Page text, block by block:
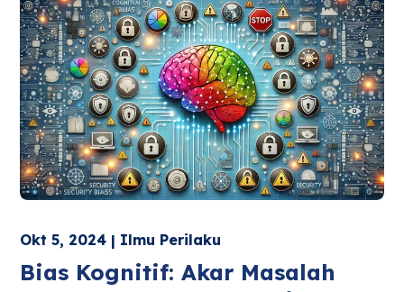
Okt 5, 2024 | Ilmu Perilaku
Bias Kognitif: Akar Masalah